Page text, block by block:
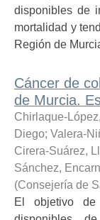
disponibles de
mortalidad y
Región de
Cáncer de
de Murcia.
Chirlaque-
Diego; Valera-
Cirera-Suárez,
Sánchez,
(Consejería de
El objetivo